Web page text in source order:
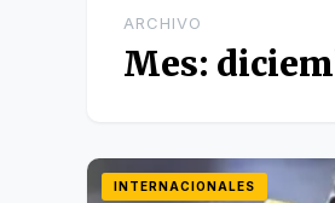
ARCHIVO
Mes:
INTERNACIONALES